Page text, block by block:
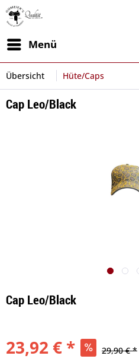
Menü
Übersicht Hüte/Caps
Cap Leo/Black
Cap Leo/Black
23,92 € * 29,90 € *